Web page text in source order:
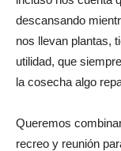
descansando
nos llevan plantas,
utilidad, que
la cosecha algo
Queremos
recreo y reunión